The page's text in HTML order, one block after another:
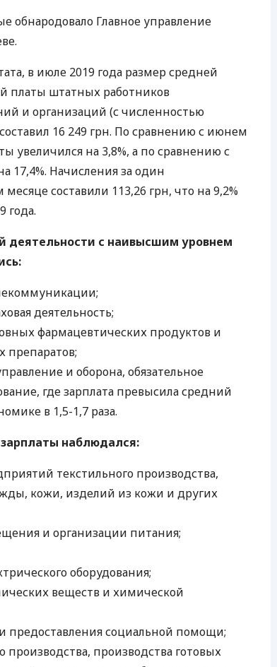
ЕЖЕМЕСЯЧНЫЙ ОБЗОР
БАНКОВСКИМ КАРТАМ
обнародовало Главное управление
в июле 2019 года размер средней
платы штатных работников
и организаций (с численностью
16 249 грн. По сравнению с июнем
увеличился на 3,8%, а по сравнению с
17,4%. Начисления за один
составили 113,26 грн, что на 9,2%
года.
деятельности с наивысшим уровнем
деятельность;
фармацевтических продуктов и
препаратов;
и оборона, обязательное
где зарплата превысила средний
в 1,5-1,7 раза.
наблюдался:
текстильного производства,
кожи, изделий из кожи и других
и организации питания;
оборудования;
веществ и химической
предоставления социальной помощи;
производства, производства готовых